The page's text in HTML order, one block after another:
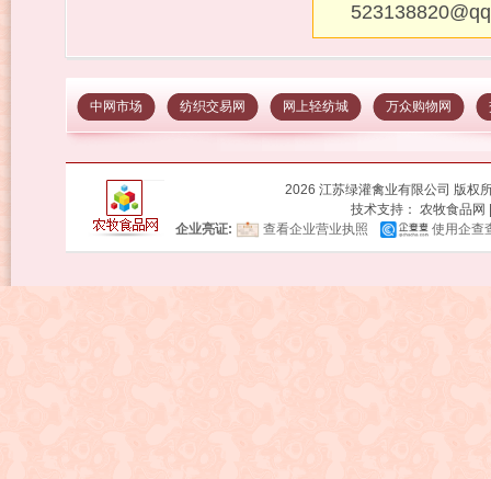
中网市场 纺织交易网 网上轻纺城 万众购物网
2026 江苏绿灌禽业有限公司 版权
技术支持： 农牧食品网
企业亮证:
查看企业营业执照 使用企查